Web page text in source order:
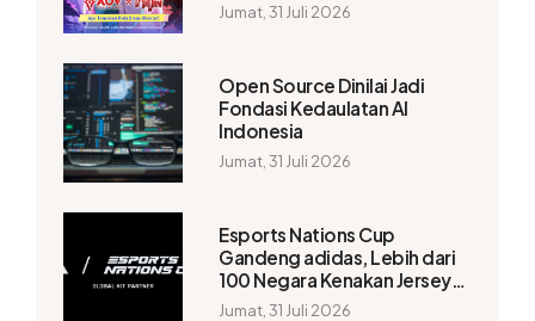
Jumat, 31 Juli 2026
Open Source Dinilai Jadi
Fondasi Kedaulatan AI
Indonesia
Jumat, 31 Juli 2026
Esports Nations Cup
Gandeng adidas, Lebih dari
100 Negara Kenakan Jersey
Resmi
Jumat, 31 Juli 2026